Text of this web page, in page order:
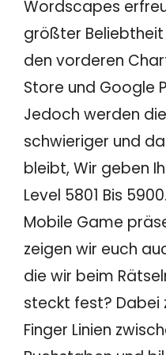
Wordscapes
größter
den vorderen
Store und Google
Jedoch werden
schwieriger und
bleibt, Wir geben
Level 5801 Bis
Mobile Game
zeigen wir euch
die wir beim
steckt fest? Dabei
Finger Linien